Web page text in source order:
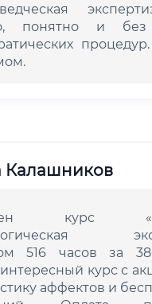
понятно и
Калашников
курс
516 часов за
курс с
аффектов и